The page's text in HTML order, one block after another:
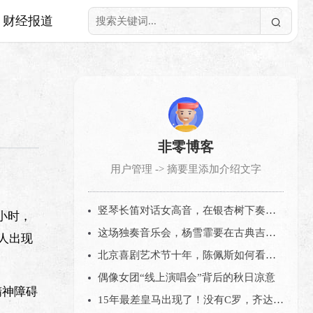
财经报道
时，
出现
障碍
非零博客
用户管理 -> 摘要里添加介绍文字
竖琴长笛对话女高音，在银杏树下奏响“冬日序曲”
这场独奏音乐会，杨雪霏要在古典吉他上描绘诗情画意的中国
北京喜剧艺术节十年，陈佩斯如何看当下的喜剧市场？
偶像女团“线上演唱会”背后的秋日凉意
15年最差皇马出现了！没有C罗，齐达内再也拿不到欧冠？